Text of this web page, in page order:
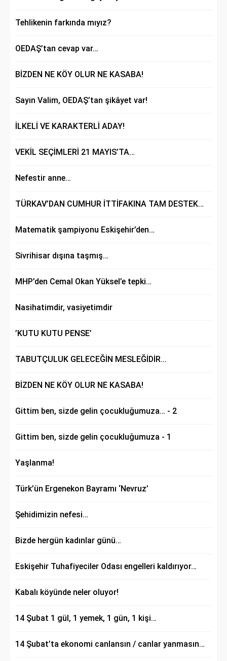
Tehlikenin farkında mıyız?
OEDAŞ’tan cevap var…
BİZDEN NE KÖY OLUR NE KASABA!
Sayın Valim, OEDAŞ’tan şikâyet var!
İLKELİ VE KARAKTERLİ ADAY!
VEKİL SEÇİMLERİ 21 MAYIS’TA…
Nefestir anne…
TÜRKAV’DAN CUMHUR İTTİFAKINA TAM DESTEK…
Matematik şampiyonu Eskişehir’den…
Sivrihisar dışına taşmış…
MHP’den Cemal Okan Yüksel’e tepki…
Nasihatimdir, vasiyetimdir
’KUTU KUTU PENSE’
TABUTÇULUK GELECEĞİN MESLEĞİDİR...
BİZDEN NE KÖY OLUR NE KASABA!
Gittim ben, sizde gelin çocukluğumuza… - 2
Gittim ben, sizde gelin çocukluğumuza - 1
Yaşlanma!
Türk’ün Ergenekon Bayramı ‘Nevruz’
Şehidimizin nefesi…
Bizde hergün kadınlar günü…
Eskişehir Tuhafiyeciler Odası engelleri kaldırıyor…
Kabalı köyünde neler oluyor!
14 Şubat 1 gül, 1 yemek, 1 gün, 1 kişi…
14 Şubat’ta ekonomi canlansın / canlar yanmasın…